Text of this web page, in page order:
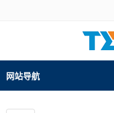
网站导航